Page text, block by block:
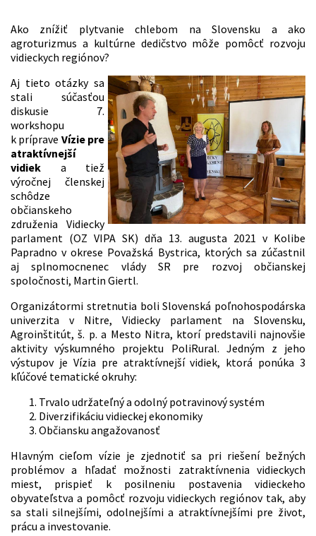
Ako znížiť plytvanie chlebom na Slovensku a ako
agroturizmus a kultúrne dedičstvo môže pomôcť rozvoju
vidieckych regiónov?
Aj tieto otázky sa
stali súčasťou
diskusie 7.
workshopu
k príprave Vízie pre
atraktívnejší
vidiek a tiež
výročnej členskej
schôdze
občianskeho
združenia Vidiecky
parlament (OZ VIPA SK) dňa 13. augusta 2021 v Kolibe
Papradno v okrese Považská Bystrica, ktorých sa zúčastnil
aj splnomocnenec vlády SR pre rozvoj občianskej
spoločnosti, Martin Giertl.
Organizátormi stretnutia boli Slovenská poľnohospodárska
univerzita v Nitre, Vidiecky parlament na Slovensku,
Agroinštitút, š. p. a Mesto Nitra, ktorí predstavili najnovšie
aktivity výskumného projektu PoliRural. Jedným z jeho
výstupov je Vízia pre atraktívnejší vidiek, ktorá ponúka 3
kľúčové tematické okruhy:
Trvalo udržateľný a odolný potravinový systém
Diverzifikáciu vidieckej ekonomiky
Občiansku angažovanosť
Hlavným cieľom vízie je zjednotiť sa pri riešení bežných
problémov a hľadať možnosti zatraktívnenia vidieckych
miest, prispieť k posilneniu postavenia vidieckeho
obyvateľstva a pomôcť rozvoju vidieckych regiónov tak, aby
sa stali silnejšími, odolnejšími a atraktívnejšími pre život,
prácu a investovanie.